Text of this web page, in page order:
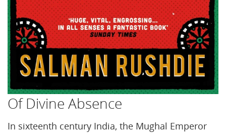
Of Divine Absence
In sixteenth century India, the Mughal Emperor